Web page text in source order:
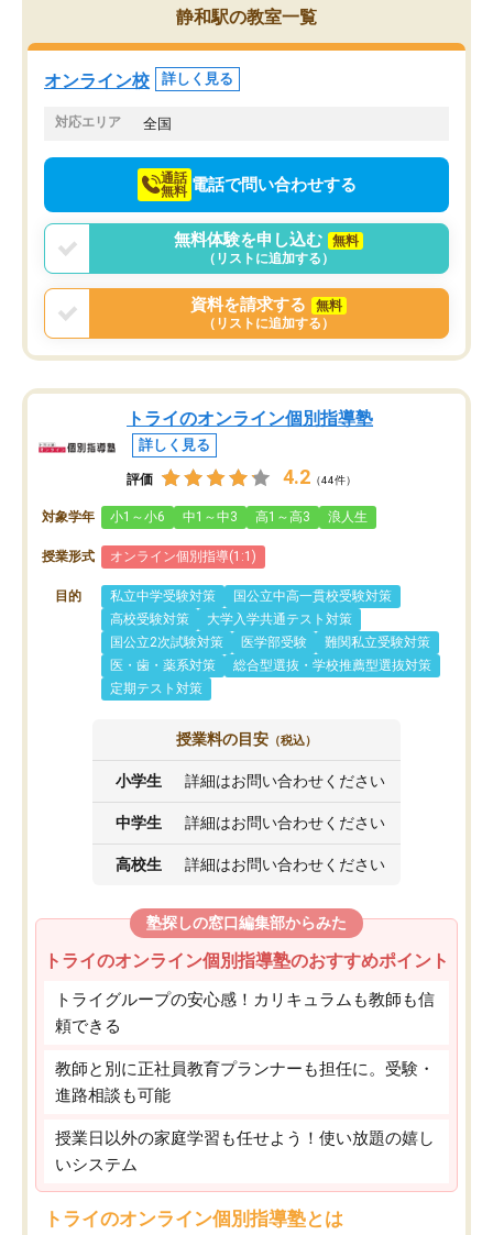
PR等の添削において）。そして、なに
より自習室が解放されている点がよか
ったです。友達と好きな時間に自習
し、お互いを高めあえる環境がありま
けてらっしゃいますので
静和駅の教室一覧
オンライン校 詳しく見る
対応エリア 全国
通話
無料 電話で問い合わせする
無料体験を申し込む
無料
（リストに追加する）
資料を請求する
無料
（リストに追加する）
トライのオンライン個別指導塾
詳しく見る
評価 4.2 （44件）
対象学年 小1～小6 中1～中3 高1～高3 浪人生
授業形式 オンライン個別指導(1:1)
目的 私立中学受験対策
国公立中高一貫校受験対策
高校受験対策
大学入学共通テスト対策
国公立2次試験対策
医学部受験
難関私立受験対策
医・歯・薬系対策
総合型選抜・学校推薦型選抜対策
定期テスト対策
授業料の目安 （税込）
小学生 詳細はお問い合わせください
中学生 詳細はお問い合わせください
高校生 詳細はお問い合わせください
塾探しの窓口編集部からみた
トライのオンライン個別指導塾のおすすめポイント
トライグループの安心感！カリキュラムも教師も信
頼できる
教師と別に正社員教育プランナーも担任に。受験・
進路相談も可能
授業日以外の家庭学習も任せよう！使い放題の嬉し
いシステム
トライのオンライン個別指導塾とは